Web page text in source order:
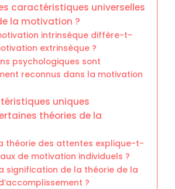
caractéristiques universelles
la motivation ?
intrinsèque diffère-t-
extrinsèque ?
psychologiques sont
reconnus dans la motivation
uniques
théories de la
théorie des attentes explique-t-
de motivation individuels ?
signification de la théorie de la
?